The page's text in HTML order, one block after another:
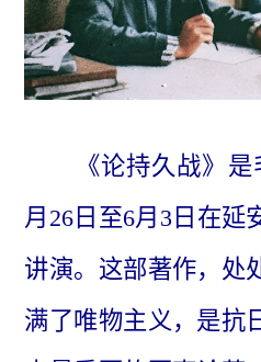
《论持久战》是
月26日至6月3日在延
讲演。这部著作，处
满了唯物主义，是抗